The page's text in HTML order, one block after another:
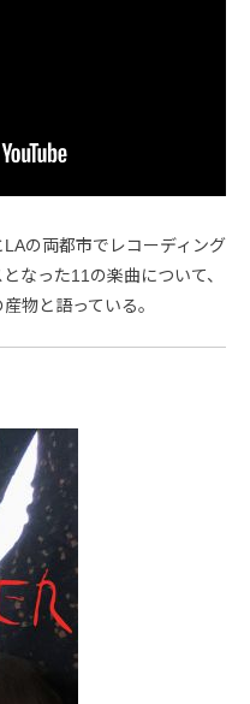
の両都市でレコーディング
なった11の楽曲について、
物と語っている。